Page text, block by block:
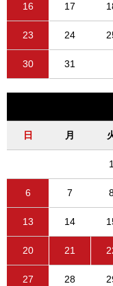
16 17
23 24
30 31
日 月
1
6 7
13 14
20 21
27 28